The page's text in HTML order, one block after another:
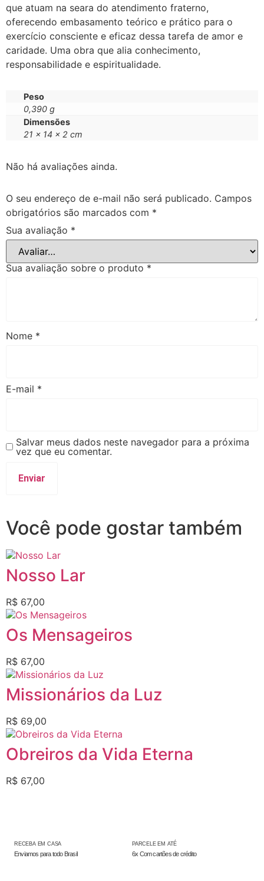
que atuam na seara do atendimento fraterno,
oferecendo embasamento teórico e prático para o
exercício consciente e eficaz dessa tarefa de amor e
caridade. Uma obra que alia conhecimento,
responsabilidade e espiritualidade.
Peso
0,390 g
Dimensões
21 × 14 × 2 cm
Não há avaliações ainda.
O seu endereço de e-mail não será publicado. Campos
obrigatórios são marcados com *
Sua avaliação *
Sua avaliação sobre o produto *
Nome *
E-mail *
Salvar meus dados neste navegador para a próxima
vez que eu comentar.
Você pode gostar também
Nosso Lar
R$ 67,00
Os Mensageiros
R$ 67,00
Missionários da Luz
R$ 69,00
Obreiros da Vida Eterna
R$ 67,00
RECEBA EM CASA
Enviamos para todo Brasil
PARCELE EM ATÉ
6x Com cartões de crédito